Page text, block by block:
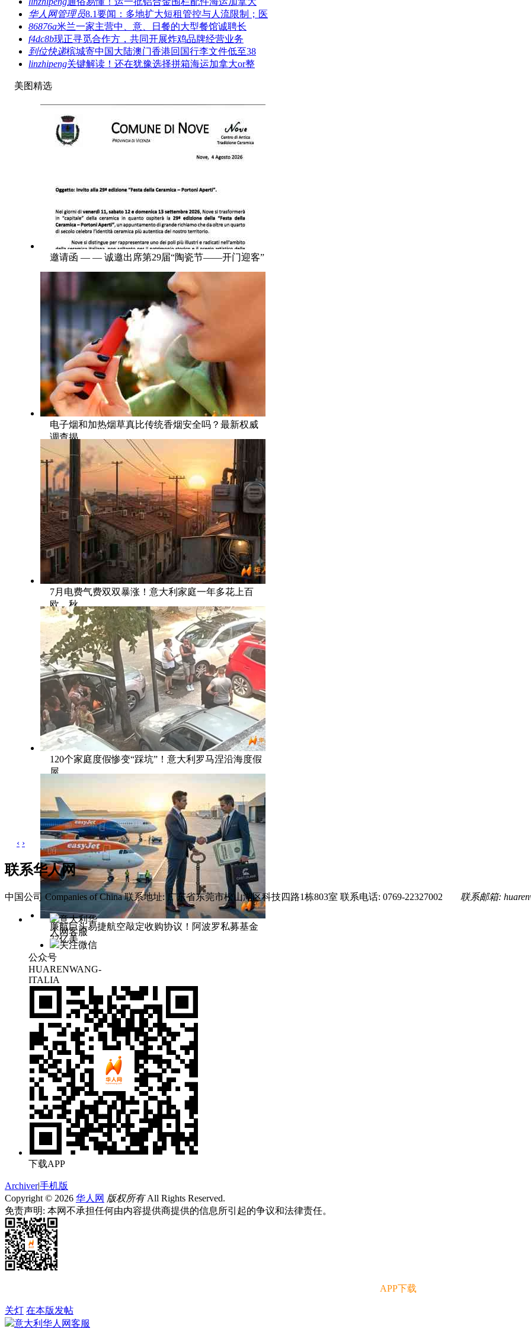
华人网管理员8.1要闻：多地扩大短租管控与人流限制；医
86876a米兰一家主营中、意、日餐的大型餐馆诚聘长
f4dc8b现正寻觅合作方，共同开展炸鸡品牌经营业务
到位快递槟城寄中国大陆澳门香港回国行李文件低至38
linzhipeng关键解读！还在犹豫选择拼箱海运加拿大or整
美图精选
邀请函 — — 诚邀出席第29届“陶瓷节——开门迎客”
电子烟和加热烟草真比传统香烟安全吗？最新权威
调查揭
7月电费气费双双暴涨！意大利家庭一年多花上百
欧，秋
120个家庭度假惨变“踩坑”！意大利罗马涅沿海度假
屋
廉航巨头易捷航空敲定收购协议！阿波罗私募基金
77亿美
‹ ›
联系华人网
中国公司 Companies of China 联系地址: 广东省东莞市松山湖区科技四路1栋803室 联系电话: 0769-22327002 联系邮箱:
意大利华
人网客服
关注微信
公众号
HUARENWANG-
ITALIA
下载APP
Archiver|手机版
Copyright © 2026 华人网 版权所有All Rights Reserved.
免责声明: 本网不承担任何由内容提供商提供的信息所引起的争议和法律责任。
APP下载
关灯 在本版发帖
意大利华人网客服